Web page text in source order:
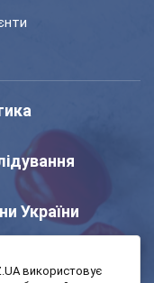
України
використовує